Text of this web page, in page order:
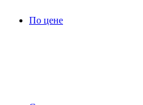
По цене